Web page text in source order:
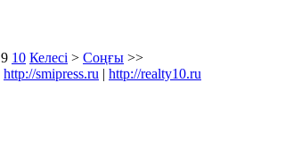
9 10 Келесі > Соңғы >>
http://smipress.ru | http://realty10.ru